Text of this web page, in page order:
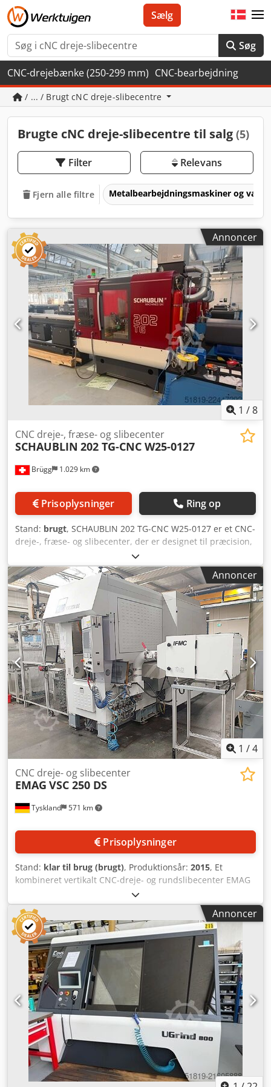
Søg
Sælg
CNC-drejebænke (250-299 mm) CNC-bearbejdning
/ ... / Brugt cNC dreje-slibecentre
Brugte cNC dreje-slibecentre til salg (5)
Filter Relevans
Fjern alle filtre Metalbearbejdningsmaskiner og
Annoncer
1 /8
Brügg 1.029 km
CNC dreje-, fræse- og slibecenter
SCHAUBLIN 202 TG-CNC W25-0127
Prisoplysninger Ring op
Stand: brugt, SCHAUBLIN 202 TG-CNC W25-0127 er et CNC-
dreje-, fræse- og slibecenter, der er designet til præcision,
høj nøjagtighed og pålidelighed. Kapacitet: 3 akser,
centerhøjde 60 mm, Z 300 mm, X 150 mm,
spændetangsdiameter 19 mm (W25), opløsning 0,0001
mm, C-akse 0,0001°. Data: Spindel op til 7000 omdr./min.,
effekt 5/6 kW, moment 26,1/35,1 Nm, hurtiggang 20
m/min., tilslutning 3×400 V 50 Hz, vægt ≈3000 kg,
dimensioner 1930×1300×2040 mm. Tilbehør: Køling,
Ethernet, spånetransportør, deleopsamler, lastemaskine
LNS Express 112+, spylepistol, brandslukningsanlæg.
Muliggør snævre tolerancer; brancher: Bilindustri,
urproduktion, værktøjsmaskiner, luftfart, medicinsk
teknologi. Chodpfx Aozqbg Rjigsa
Annoncer
1 /4
Tyskland 571 km
CNC dreje- og slibecenter
EMAG VSC 250 DS
Prisoplysninger
Stand: klar til brug (brugt), Produktionsår: 2015, Et
kombineret vertikalt CNC-dreje- og rundslibecenter EMAG
er tilgængeligt. Spændpatrondiameter: 250 mm, maks.
svingdiameter: 260 mm, vandring X/Z: 680 mm/200 mm,
hurtiggang X/Z: 45 m/min / 30 m/min,
slibespindelomdrejningstal: 45.000 o/min, værktøjspladser:
12, kurvedimensioner X/Y: 400 mm/600 mm, kurvestak: 3.
Maskindimensioner X/Y/Z: ca. 3200 mm/1900 mm/2650
mm, vægt: ca. 8000 kg, styring: Siemens 840DS, driftstimer:
ca. 35.000 t, programtimer: ca. 22.000 t. Dokumentation
tilgængelig. Besigtigelse på stedet under strøm er mulig.
Chedpjx Dm Dzefx Aigsa
Annoncer